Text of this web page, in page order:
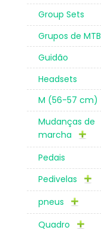
Group Sets
Grupos de MTB
Guidão
Headsets
M (56-57 cm)
Mudanças de
marcha
Pedais
Pedivelas
pneus
Quadro